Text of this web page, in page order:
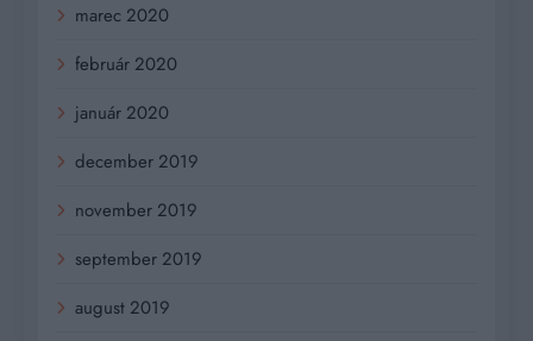
marec 2020
február 2020
január 2020
december 2019
november 2019
september 2019
august 2019